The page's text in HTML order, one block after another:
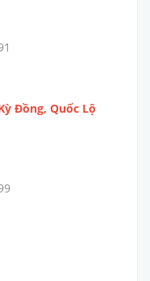
Đồng, Quốc Lộ